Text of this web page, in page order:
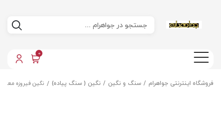
0
فروشگاه اینترنتی جواهرام سنگ و نگین نگین ( سنگ پیاده) نگین فیروزه